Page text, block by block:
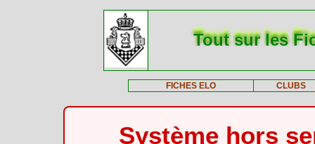
Tout sur les
FICHES ELO CLUBS
Système hors